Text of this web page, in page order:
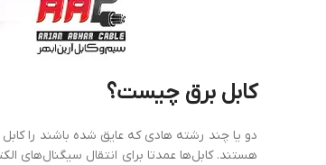
کابل برق چیست؟
دو یا چند رشته هادی که عایق شده باشند را
هستند. کابل‌ها عمدتا برای انتقال سیگنال‌های